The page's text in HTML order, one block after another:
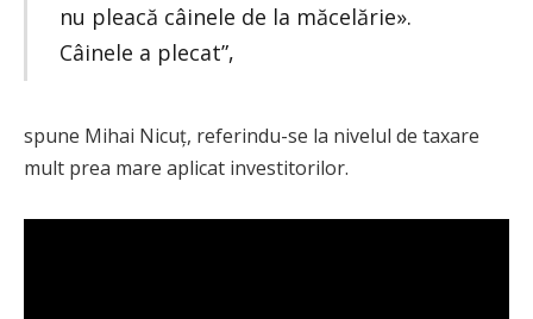
nu pleacă câinele de la măcelărie».
Câinele a plecat”,
spune Mihai Nicuț, referindu-se la nivelul de taxare
mult prea mare aplicat investitorilor.